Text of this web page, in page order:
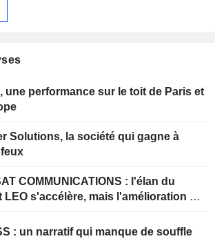
une performance sur le toit de Paris et
Solutions, la société qui gagne à
COMMUNICATIONS : l'élan du
LEO s'accélère, mais l'amélioration de
LANXESS : un narratif qui manque de souffle